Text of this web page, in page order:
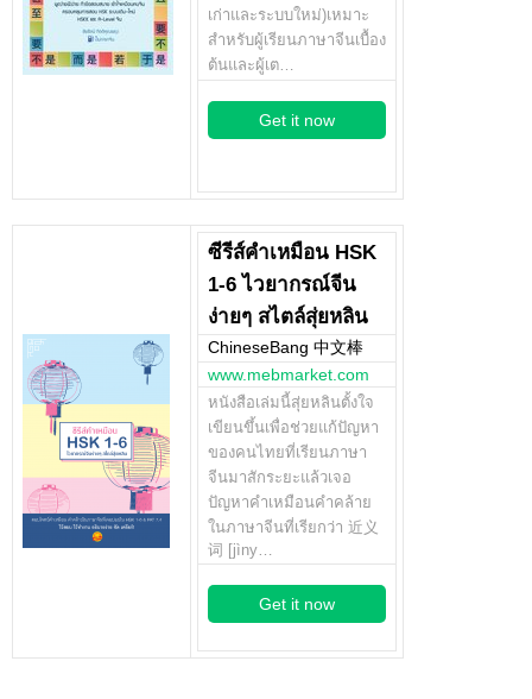
เก่าและระบบใหม่)เหมาะ
สำหรับผู้เรียนภาษาจีนเบื้อง
ต้นและผู้เต…
Get it now
ซีรีส์คำเหมือน HSK
1-6 ไวยากรณ์จีน
ง่ายๆ สไตล์สุ่ยหลิน
ChineseBang 中文棒
www.mebmarket.com
หนังสือเล่มนี้สุ่ยหลินตั้งใจ
เขียนขึ้นเพื่อช่วยแก้ปัญหา
ของคนไทยที่เรียนภาษา
จีนมาสักระยะแล้วเจอ
ปัญหาคำเหมือนคำคล้าย
ในภาษาจีนที่เรียกว่า 近义
词 [jìny…
Get it now